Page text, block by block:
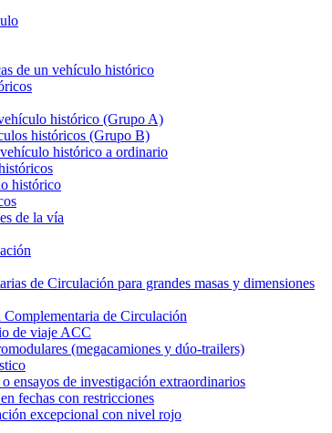
de un vehículo histórico
histórico (Grupo A)
históricos (Grupo B)
histórico a ordinario
histórico
de la vía
de Circulación para grandes masas y dimensiones
de Circulación
de viaje ACC
(megacamiones y dúo-trailers)
ensayos de investigación extraordinarios
fechas con restricciones
excepcional con nivel rojo